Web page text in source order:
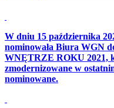
W dniu 15 października
nominowała Biura WGN
WNĘTRZE ROKU 2021,
zmodernizowane w
nominowane.